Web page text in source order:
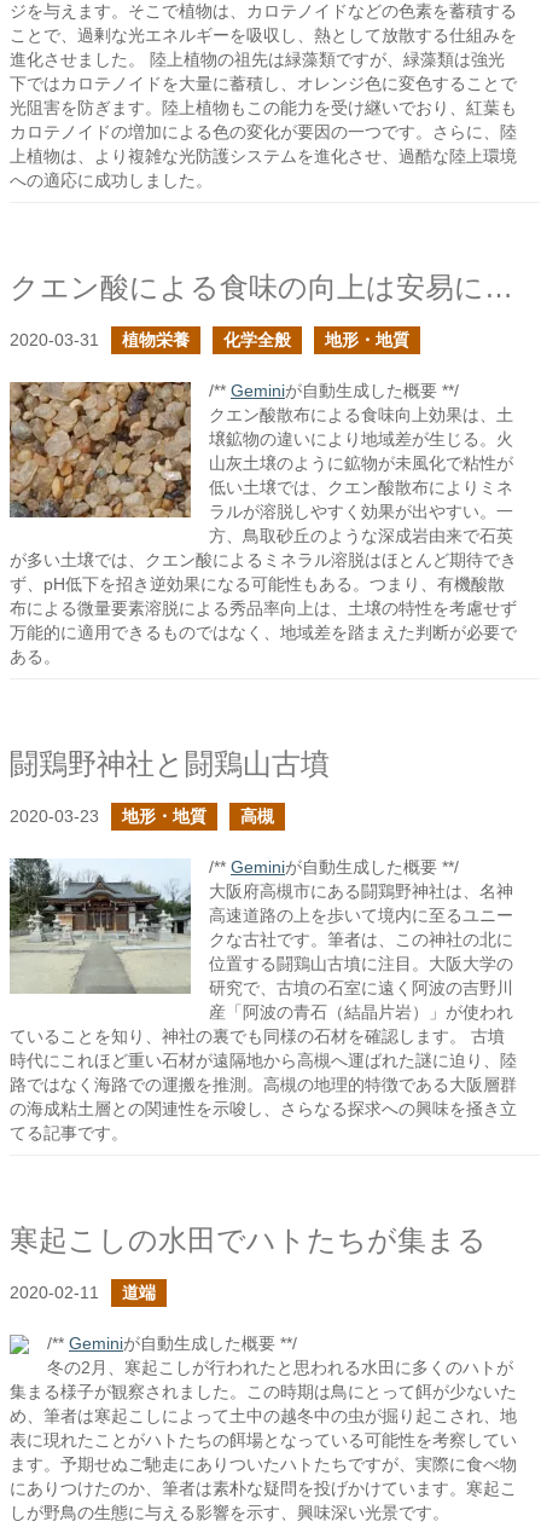
ジを与えます。そこで植物は、カロテノイドなどの色素を蓄積する
ことで、過剰な光エネルギーを吸収し、熱として放散する仕組みを
進化させました。 陸上植物の祖先は緑藻類ですが、緑藻類は強光
下ではカロテノイドを大量に蓄積し、オレンジ色に変色することで
光阻害を防ぎます。陸上植物もこの能力を受け継いでおり、紅葉も
カロテノイドの増加による色の変化が要因の一つです。さらに、陸
上植物は、より複雑な光防護システムを進化させ、過酷な陸上環境
への適応に成功しました。
クエン酸による食味の向上は安易に用いて良いものか？の続き
2020-03-31 植物栄養 化学全般 地形・地質
/** Geminiが自動生成した概要 **/
クエン酸散布による食味向上効果は、土
壌鉱物の違いにより地域差が生じる。火
山灰土壌のように鉱物が未風化で粘性が
低い土壌では、クエン酸散布によりミネ
ラルが溶脱しやすく効果が出やすい。一
方、鳥取砂丘のような深成岩由来で石英
が多い土壌では、クエン酸によるミネラル溶脱はほとんど期待でき
ず、pH低下を招き逆効果になる可能性もある。つまり、有機酸散
布による微量要素溶脱による秀品率向上は、土壌の特性を考慮せず
万能的に適用できるものではなく、地域差を踏まえた判断が必要で
ある。
闘鶏野神社と闘鶏山古墳
2020-03-23 地形・地質 高槻
/** Geminiが自動生成した概要 **/
大阪府高槻市にある闘鶏野神社は、名神
高速道路の上を歩いて境内に至るユニー
クな古社です。筆者は、この神社の北に
位置する闘鶏山古墳に注目。大阪大学の
研究で、古墳の石室に遠く阿波の吉野川
産「阿波の青石（結晶片岩）」が使われ
ていることを知り、神社の裏でも同様の石材を確認します。 古墳
時代にこれほど重い石材が遠隔地から高槻へ運ばれた謎に迫り、陸
路ではなく海路での運搬を推測。高槻の地理的特徴である大阪層群
の海成粘土層との関連性を示唆し、さらなる探求への興味を掻き立
てる記事です。
寒起こしの水田でハトたちが集まる
2020-02-11 道端
/** Geminiが自動生成した概要 **/
冬の2月、寒起こしが行われたと思われる水田に多くのハトが
集まる様子が観察されました。この時期は鳥にとって餌が少ないた
め、筆者は寒起こしによって土中の越冬中の虫が掘り起こされ、地
表に現れたことがハトたちの餌場となっている可能性を考察してい
ます。予期せぬご馳走にありついたハトたちですが、実際に食べ物
にありつけたのか、筆者は素朴な疑問を投げかけています。寒起こ
しが野鳥の生態に与える影響を示す、興味深い光景です。